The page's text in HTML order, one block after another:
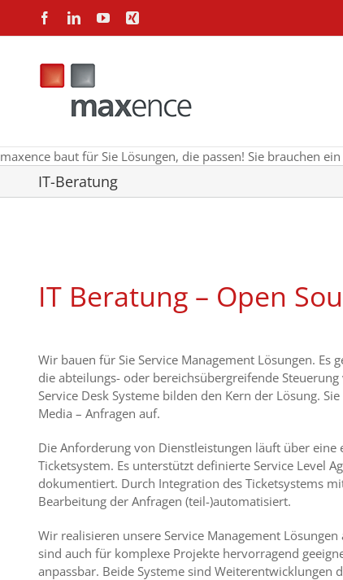
FacebookLinkedInYouTubeXing
maxence baut für Sie Lösungen, die passen! Sie brauchen
IT-Beratung
IT Beratung – Open
Wir bauen für Sie Service Management Lösungen.
die abteilungs- oder bereichsübergreifende
Service Desk Systeme bilden den Kern der Lösung.
Media – Anfragen auf.
Die Anforderung von Dienstleistungen läuft über
Ticketsystem. Es unterstütztdefinierte Service Level
dokumentiert. Durch Integration des Ticketsystems
Bearbeitung der Anfragen (teil-)automatisiert.
Wir realisieren unsere Service Management Lösungen
sind auch für komplexe Projekte hervorragend
anpassbar. Beide Systeme sind Weiterentwicklungen